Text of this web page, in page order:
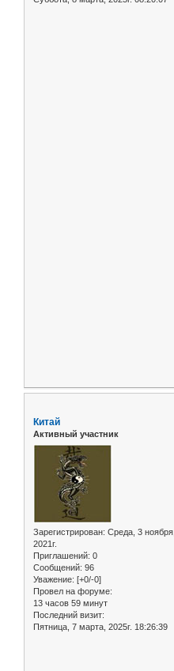
Китай
Активный участник
Зарегистрирован: Среда, 3 ноября,
2021г.
Приглашений: 0
Сообщений: 96
Уважение: [+0/-0]
Провел на форуме:
13 часов 59 минут
Последний визит:
Пятница, 7 марта, 2025г. 18:26:39